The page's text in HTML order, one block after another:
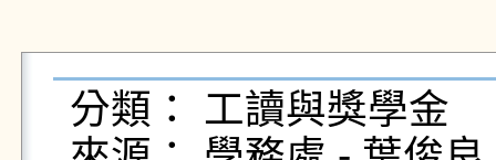
分類： 工讀與獎學金